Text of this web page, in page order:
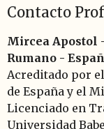
Contacto
Mircea Apostol
Rumano -
Acreditado por
de España y el
Licenciado en
Universidad